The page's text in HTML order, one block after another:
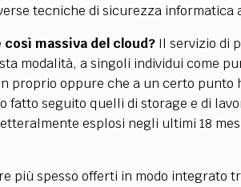
tecniche di sicurezza informatica
massiva del cloud?Il servizio di
modalità, a singoli individui come
proprio oppure che a un certo punto
fatto seguito quelli di storage e di
esplosi negli ultimi 18
più spesso offerti in modo integrato